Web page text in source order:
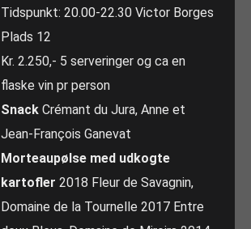
Tidspunkt: 20.00-22.30 Victor Borges
Plads 12
Kr. 2.250,- 5 serveringer og ca en
flaske vin pr person
SnackCrémant du Jura, Anne et
Jean-François Ganevat
Morteaupølse med udkogte
kartofler 2018 Fleur de Savagnin,
Domaine de la Tournelle 2017 Entre